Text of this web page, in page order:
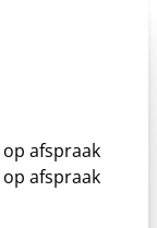
afspraak
afspraak